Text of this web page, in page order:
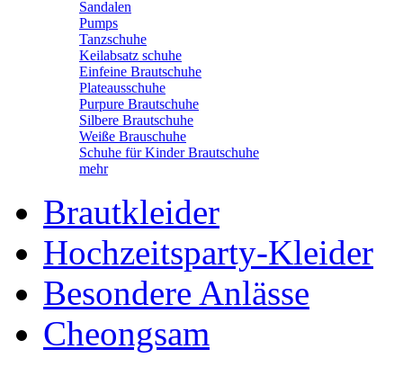
Sandalen
Pumps
Tanzschuhe
Keilabsatz schuhe
Einfeine Brautschuhe
Plateausschuhe
Purpure Brautschuhe
Silbere Brautschuhe
Weiße Brauschuhe
Schuhe für Kinder Brautschuhe
mehr
Brautkleider
Hochzeitsparty-Kleider
Besondere Anlässe
Cheongsam